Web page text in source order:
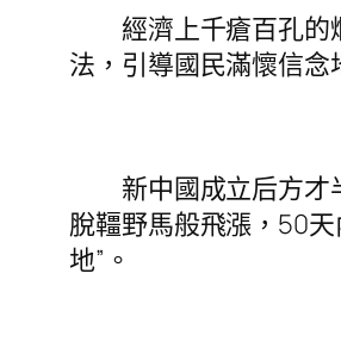
經濟上千瘡百孔的爛
法，引導國民滿懷信
新中國成立后方才半
脫韁野馬般飛漲，50
地”。